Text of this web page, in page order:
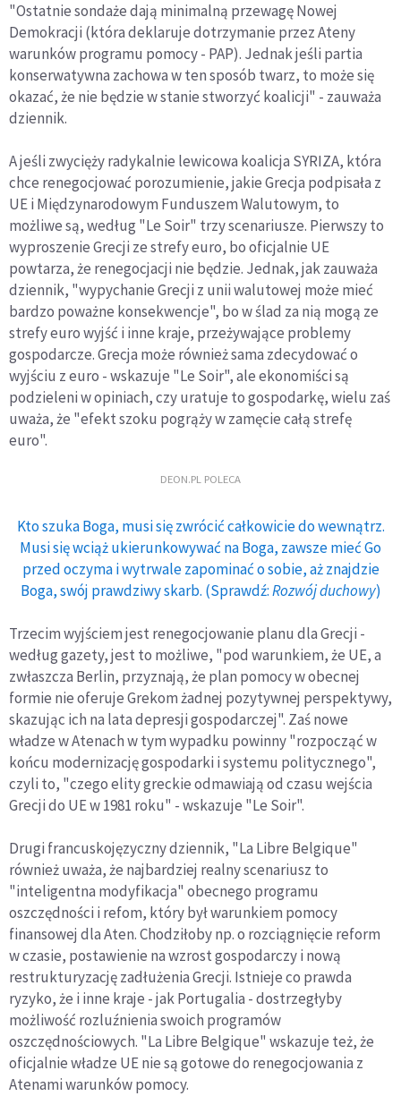
"Ostatnie sondaże dają minimalną przewagę Nowej
Demokracji (która deklaruje dotrzymanie przez Ateny
warunków programu pomocy - PAP). Jednak jeśli partia
konserwatywna zachowa w ten sposób twarz, to może się
okazać, że nie będzie w stanie stworzyć koalicji" - zauważa
dziennik.
A jeśli zwycięży radykalnie lewicowa koalicja SYRIZA, która
chce renegocjować porozumienie, jakie Grecja podpisała z
UE i Międzynarodowym Funduszem Walutowym, to
możliwe są, według "Le Soir" trzy scenariusze. Pierwszy to
wyproszenie Grecji ze strefy euro, bo oficjalnie UE
powtarza, że renegocjacji nie będzie. Jednak, jak zauważa
dziennik, "wypychanie Grecji z unii walutowej może mieć
bardzo poważne konsekwencje", bo w ślad za nią mogą ze
strefy euro wyjść i inne kraje, przeżywające problemy
gospodarcze. Grecja może również sama zdecydować o
wyjściu z euro - wskazuje "Le Soir", ale ekonomiści są
podzieleni w opiniach, czy uratuje to gospodarkę, wielu zaś
uważa, że "efekt szoku pogrąży w zamęcie całą strefę
euro".
DEON.PL POLECA
Kto szuka Boga, musi się zwrócić całkowicie do wewnątrz.
Musi się wciąż ukierunkowywać na Boga, zawsze mieć Go
przed oczyma i wytrwale zapominać o sobie, aż znajdzie
Boga, swój prawdziwy skarb. (Sprawdź:Rozwój duchowy)
Trzecim wyjściem jest renegocjowanie planu dla Grecji -
według gazety, jest to możliwe, "pod warunkiem, że UE, a
zwłaszcza Berlin, przyznają, że plan pomocy w obecnej
formie nie oferuje Grekom żadnej pozytywnej perspektywy,
skazując ich na lata depresji gospodarczej". Zaś nowe
władze w Atenach w tym wypadku powinny "rozpocząć w
końcu modernizację gospodarki i systemu politycznego",
czyli to, "czego elity greckie odmawiają od czasu wejścia
Grecji do UE w 1981 roku" - wskazuje "Le Soir".
Drugi francuskojęzyczny dziennik, "La Libre Belgique"
również uważa, że najbardziej realny scenariusz to
"inteligentna modyfikacja" obecnego programu
oszczędności i refom, który był warunkiem pomocy
finansowej dla Aten. Chodziłoby np. o rozciągnięcie reform
w czasie, postawienie na wzrost gospodarczy i nową
restrukturyzację zadłużenia Grecji. Istnieje co prawda
ryzyko, że i inne kraje - jak Portugalia - dostrzegłyby
możliwość rozluźnienia swoich programów
oszczędnościowych. "La Libre Belgique" wskazuje też, że
oficjalnie władze UE nie są gotowe do renegocjowania z
Atenami warunków pomocy.